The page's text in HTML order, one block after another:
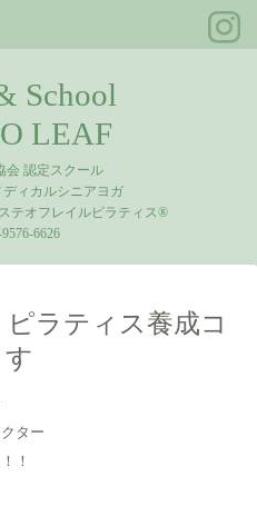
School
LEAF
会 認定スクール
ィカルシニアヨガ
テオフレイルピラティス®
6626
ラティス養成コ
ター
！